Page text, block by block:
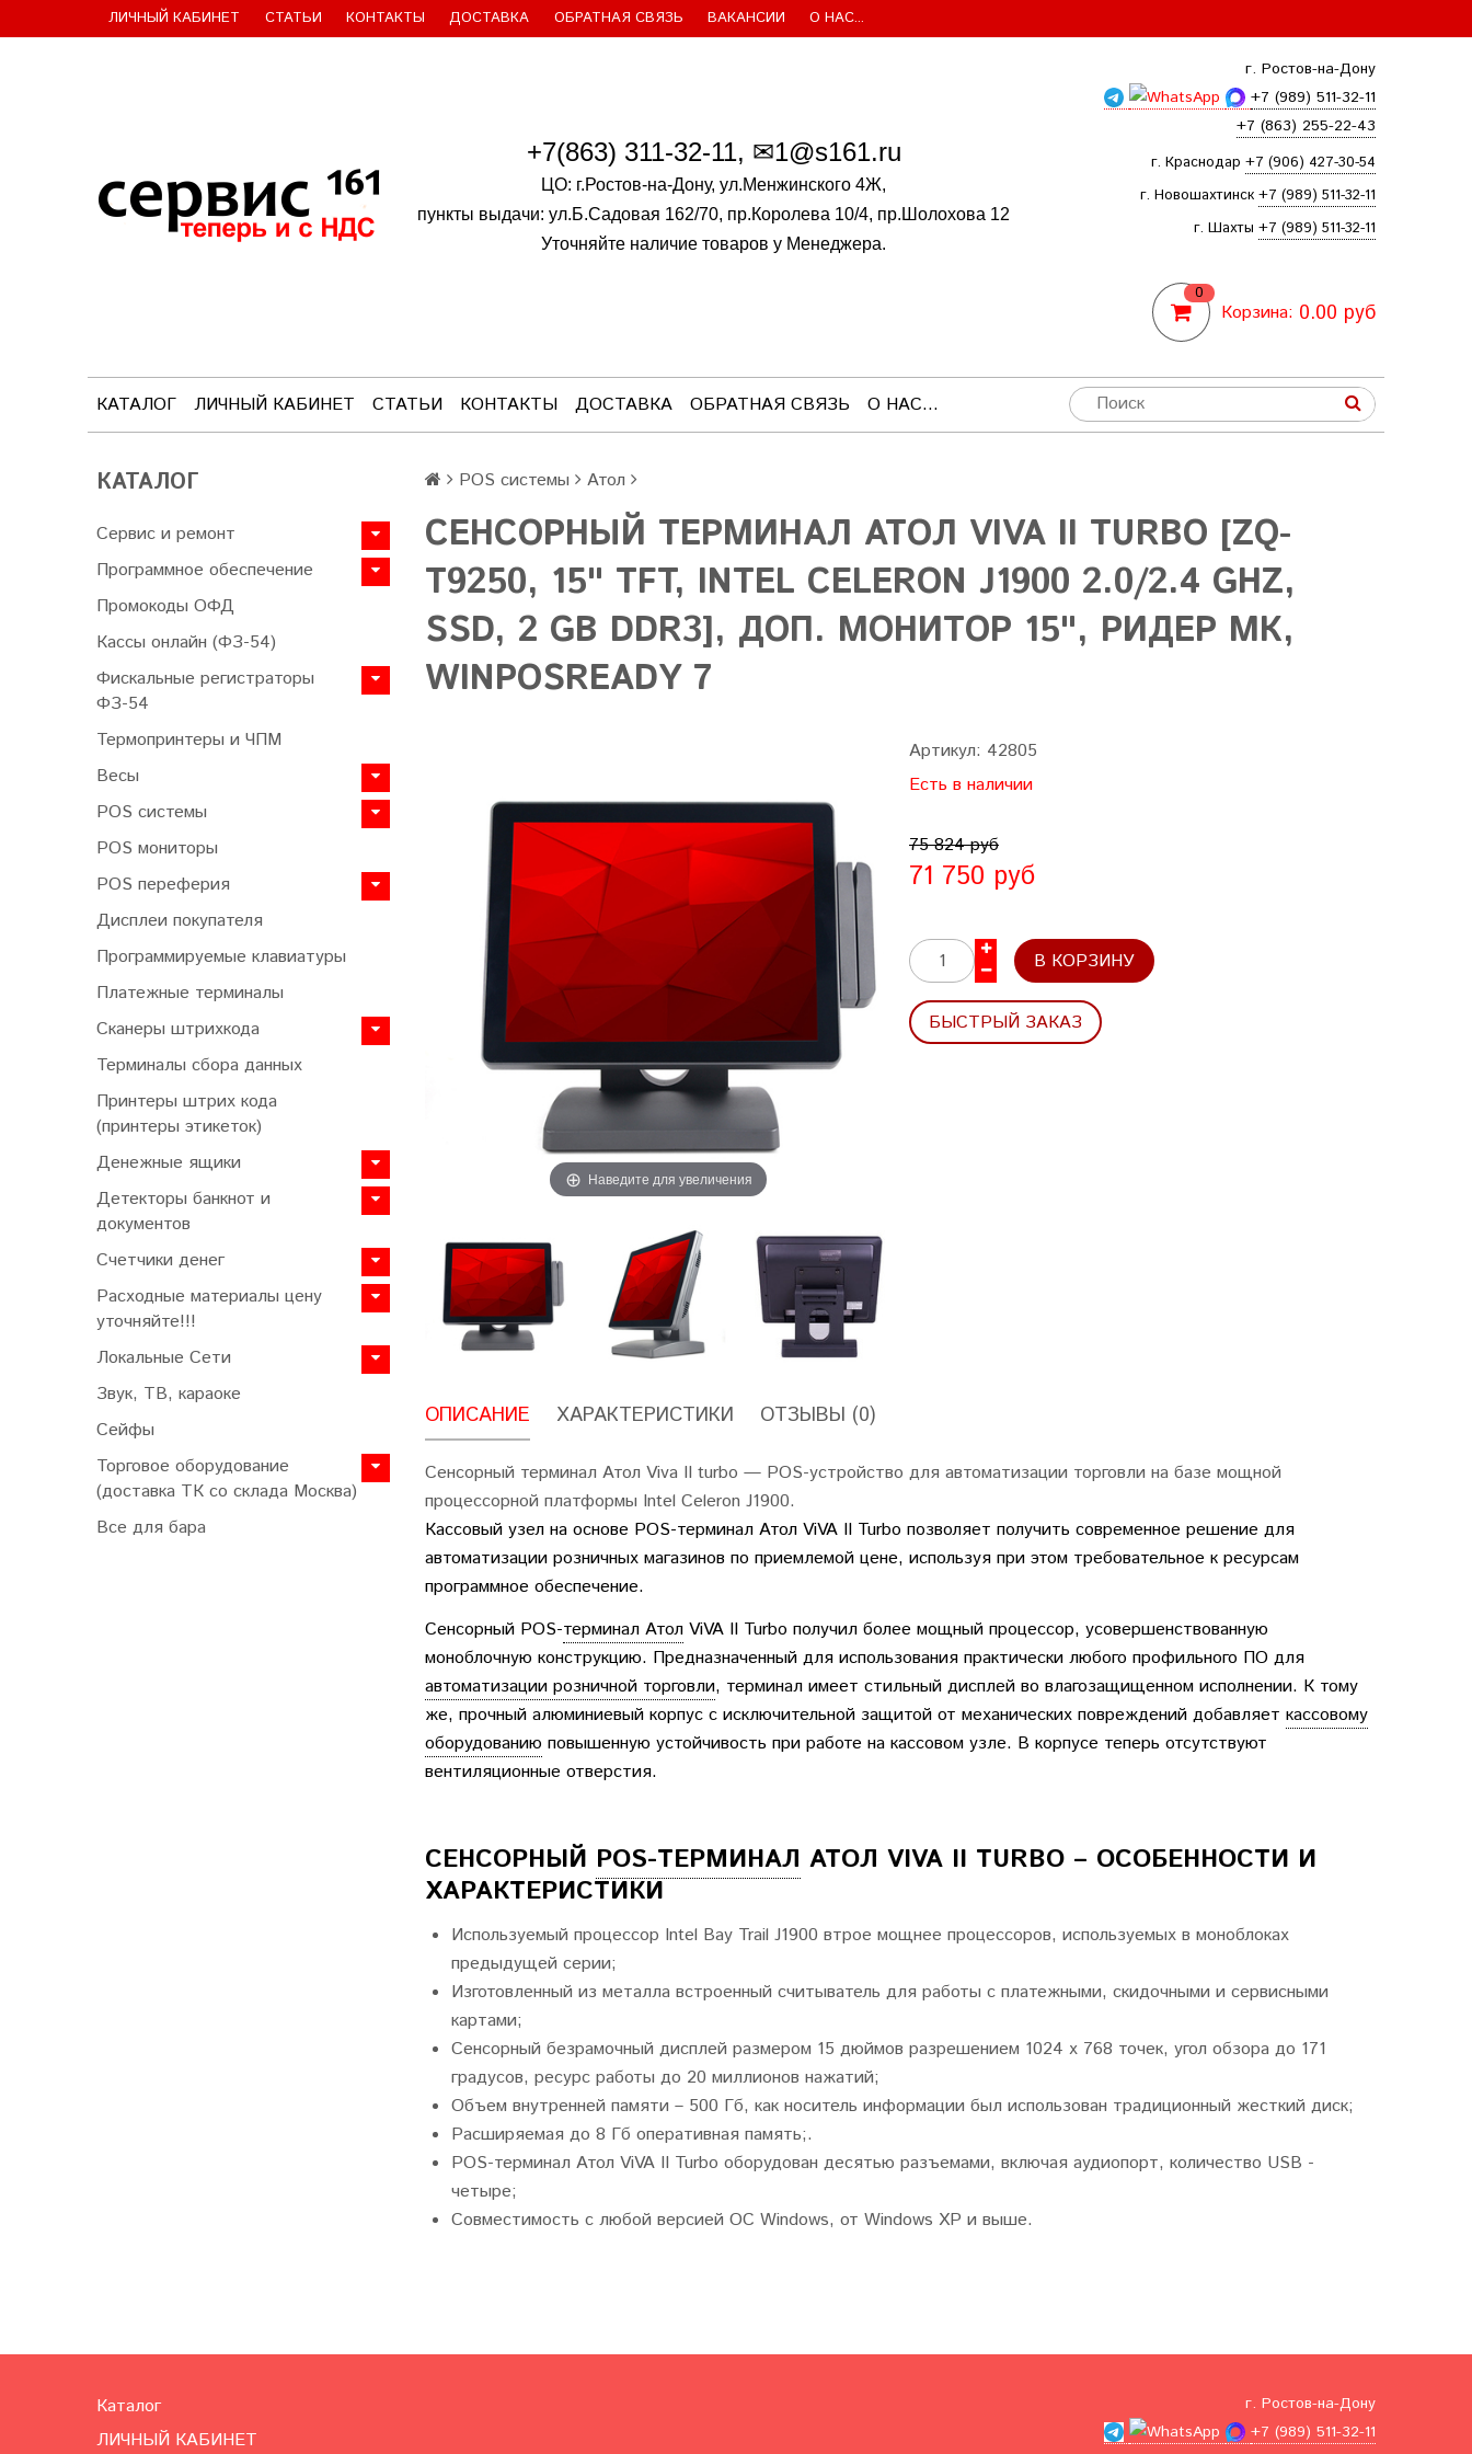
ЛИЧНЫЙ КАБИНЕТ СТАТЬИ КОНТАКТЫ ДОСТАВКА ОБРАТНАЯ СВЯЗЬ ВАКАНСИИ О НАС...
+7(863) 311-32-11, ✉1@s161.ru
ЦО: г.Ростов-на-Дону, ул.Менжинского 4Ж,
пункты выдачи: ул.Б.Садовая 162/70, пр.Королева 10/4, пр.Шолохова 12
Уточняйте наличие товаров у Менеджера.
г. Ростов-на-Дону
+7 (989) 511-32-11
+7 (863) 255-22-43
г. Краснодар +7 (906) 427-30-54
г. Новошахтинск +7 (989) 511-32-11
г. Шахты +7 (989) 511-32-11
0
Корзина: 0.00 руб
КАТАЛОГ ЛИЧНЫЙ КАБИНЕТ СТАТЬИ КОНТАКТЫ ДОСТАВКА ОБРАТНАЯ СВЯЗЬ О НАС...
КАТАЛОГ
Сервис и ремонт
Программное обеспечение
Промокоды ОФД
Кассы онлайн (ФЗ-54)
Фискальные регистраторы
ФЗ-54
Термопринтеры и ЧПМ
Весы
POS системы
POS мониторы
POS переферия
Дисплеи покупателя
Программируемые клавиатуры
Платежные терминалы
Сканеры штрихкода
Терминалы сбора данных
Принтеры штрих кода
(принтеры этикеток)
Денежные ящики
Детекторы банкнот и
документов
Счетчики денег
Расходные материалы цену
уточняйте!!!
Локальные Сети
Звук, ТВ, караоке
Сейфы
Торговое оборудование
(доставка ТК со склада Москва)
Все для бара
POS системы Атол
СЕНСОРНЫЙ ТЕРМИНАЛ АТОЛ VIVA II TURBO [ZQ-
T9250, 15" TFT, INTEL CELERON J1900 2.0/2.4 GHZ,
SSD, 2 GB DDR3], ДОП. МОНИТОР 15", РИДЕР МК,
WINPOSREADY 7
Наведите для увеличения
Артикул: 42805
Есть в наличии
75 824 руб
71 750 руб
В КОРЗИНУ
БЫСТРЫЙ ЗАКАЗ
ОПИСАНИЕ ХАРАКТЕРИСТИКИ ОТЗЫВЫ (0)
Сенсорный терминал Атол Viva II turbo — POS-устройство для автоматизации торговли на базе мощной
процессорной платформы Intel Celeron J1900.
Кассовый узел на основе POS-терминал Атол ViVA II Turbo позволяет получить современное решение для
автоматизации розничных магазинов по приемлемой цене, используя при этом требовательное к ресурсам
программное обеспечение.
Сенсорный POS-терминал Атол ViVA II Turbo получил более мощный процессор, усовершенствованную
моноблочную конструкцию. Предназначенный для использования практически любого профильного ПО для
автоматизации розничной торговли, терминал имеет стильный дисплей во влагозащищенном исполнении. К тому
же, прочный алюминиевый корпус с исключительной защитой от механических повреждений добавляет кассовому
оборудованию повышенную устойчивость при работе на кассовом узле. В корпусе теперь отсутствуют
вентиляционные отверстия.
СЕНСОРНЫЙ POS-ТЕРМИНАЛ АТОЛ VIVA II TURBO – ОСОБЕННОСТИ И
ХАРАКТЕРИСТИКИ
Используемый процессор Intel Bay Trail J1900 втрое мощнее процессоров, используемых в моноблоках
предыдущей серии;
Изготовленный из металла встроенный считыватель для работы с платежными, скидочными и сервисными
картами;
Сенсорный безрамочный дисплей размером 15 дюймов разрешением 1024 х 768 точек, угол обзора до 171
градусов, ресурс работы до 20 миллионов нажатий;
Объем внутренней памяти – 500 Гб, как носитель информации был использован традиционный жесткий диск;
Расширяемая до 8 Гб оперативная память;.
POS-терминал Атол ViVA II Turbo оборудован десятью разъемами, включая аудиопорт, количество USB -
четыре;
Совместимость с любой версией ОС Windows, от Windows XP и выше.
Каталог
ЛИЧНЫЙ КАБИНЕТ
г. Ростов-на-Дону
+7 (989) 511-32-11